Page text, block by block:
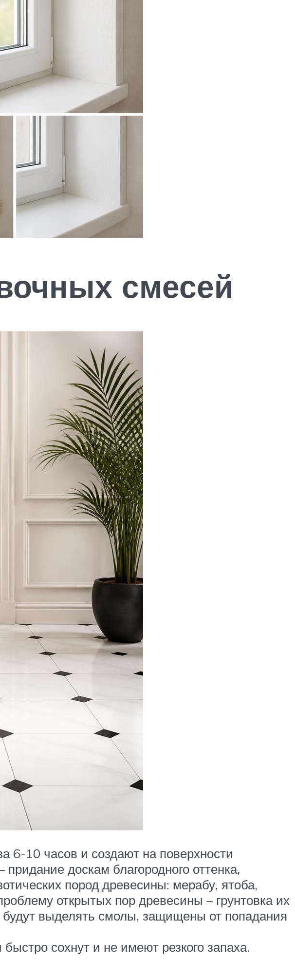
смесей
6-10 часов и создают на поверхности
доскам благородного оттенка,
пород древесины: мерабу, ятоба,
открытых пор древесины – грунтовка их
выделять смолы, защищены от попадания
сохнут и не имеют резкого запаха.